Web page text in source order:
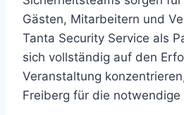
Gästen, Mitarbeitern und
Tanta Security Service als
sich vollständig auf den
Veranstaltung
Freiberg für die notwendige